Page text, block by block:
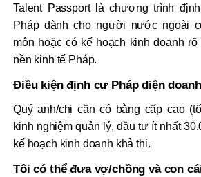
Talent Passport là chương trình
Pháp dành cho người nước ngoài
môn hoặc có kế hoạch kinh doanh
nền kinh tế Pháp.
Điều kiện định cư Pháp diện
Quý anh/chị cần có bằng cấp cao
kinh nghiệm quản lý, đầu tư ít nhất
kế hoạch kinh doanh khả thi.
Tôi có thể đưa vợ/chồng và con